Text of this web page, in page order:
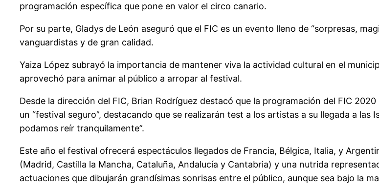
programación específica que pone en valor el circo canario.
Por su parte, Gladys de León aseguró que el FIC es un evento lleno de “sorpresas,
vanguardistas y de gran calidad.
Yaiza López subrayó la importancia de mantener viva la actividad cultural en el
aprovechó para animar al público a arropar al festival.
Desde la dirección del FIC, Brian Rodríguez destacó que la programación del FIC
un “festival seguro”, destacando que se realizarán test a los artistas a su llegada a las
podamos reír tranquilamente”.
Este año el festival ofrecerá espectáculos llegados de Francia, Bélgica, Italia, y
(Madrid, Castilla la Mancha, Cataluña, Andalucía y Cantabria) y una nutrida
actuaciones que dibujarán grandísimas sonrisas entre el público, aunque sea bajo la